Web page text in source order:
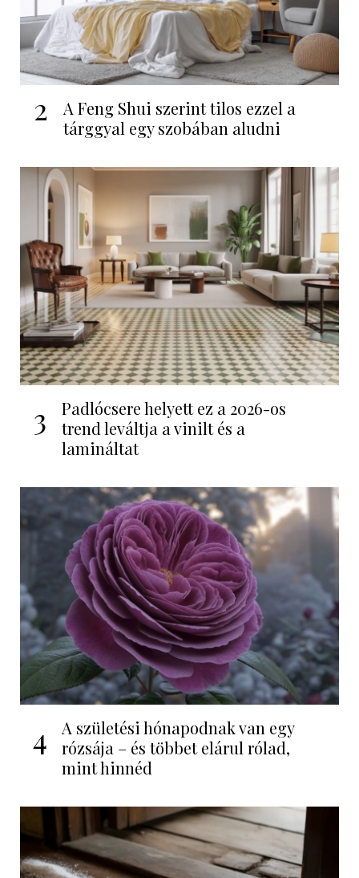
2
A Feng Shui szerint tilos ezzel a
tárggyal egy szobában aludni
3
Padlócsere helyett ez a 2026-os
trend leváltja a vinilt és a
lamináltat
4
A születési hónapodnak van egy
rózsája – és többet elárul rólad,
mint hinnéd